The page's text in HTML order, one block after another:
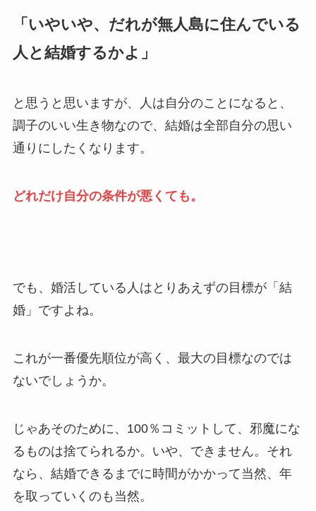
「いやいや、だれが無人島に住んでいる
人と結婚するかよ」
と思うと思いますが、人は自分のことになると、
調子のいい生き物なので、結婚は全部自分の思い
通りにしたくなります。
どれだけ自分の条件が悪くても。
でも、婚活している人はとりあえずの目標が「結
婚」ですよね。
これが一番優先順位が高く、最大の目標なのでは
ないでしょうか。
じゃあそのために、100％コミットして、邪魔にな
るものは捨てられるか。いや、できません。それ
なら、結婚できるまでに時間がかかって当然、年
を取っていくのも当然。